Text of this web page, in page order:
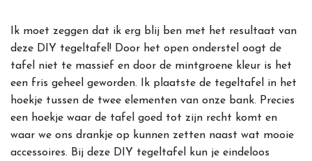
Ik moet zeggen dat ik erg blij ben met het resultaat van
deze DIY tegeltafel! Door het open onderstel oogt de
tafel niet te massief en door de mintgroene kleur is het
een fris geheel geworden. Ik plaatste de tegeltafel in het
hoekje tussen de twee elementen van onze bank. Precies
een hoekje waar de tafel goed tot zijn recht komt en
waar we ons drankje op kunnen zetten naast wat mooie
accessoires. Bij deze DIY tegeltafel kun je eindeloos